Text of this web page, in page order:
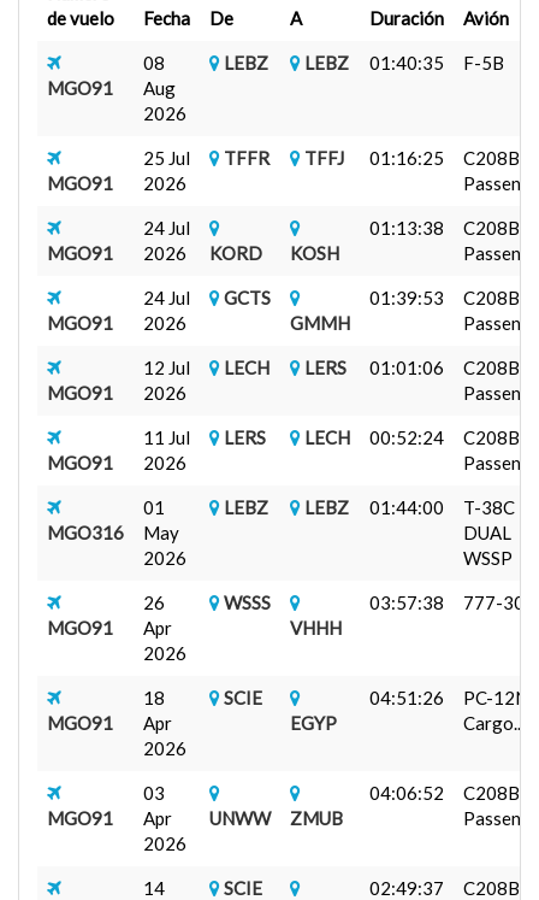
de vuelo
Fecha De A Duración Avión
MGO91
08
Aug
2026
LEBZ LEBZ 01:40:35 F-5B
MGO91
25 Jul
2026
TFFR TFFJ 01:16:25
C208B
MGO91
24 Jul
2026
KORD KOSH
01:13:38
C208B
MGO91
24 Jul
2026
GCTS
GMMH
01:39:53
C208B
MGO91
12 Jul
2026
LECH LERS 01:01:06
C208B
MGO91
11 Jul
2026
LERS LECH 00:52:24
C208B
MGO316
01
May
2026
LEBZ LEBZ 01:44:00
T-38C
DUAL
WSSP
MGO91
26
Apr
2026
WSSS
VHHH
03:57:38 777-
MGO91
18
Apr
2026
SCIE
EGYP
04:51:26
PC-
Cargo...
MGO91
03
Apr
2026
UNWW ZMUB
04:06:52
C208B
14
SCIE
02:49:37
C208B